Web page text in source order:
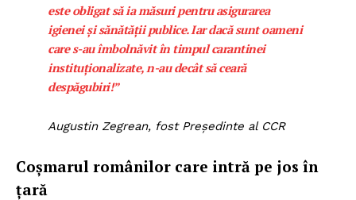
este obligat să ia măsuri pentru asigurarea
igienei și sănătății publice. Iar dacă sunt oameni
care s-au îmbolnăvit în timpul carantinei
instituționalizate, n-au decât să ceară
despăgubiri!”
Augustin Zegrean, fost Președinte al CCR
Coșmarul românilor care intră pe jos în
țară